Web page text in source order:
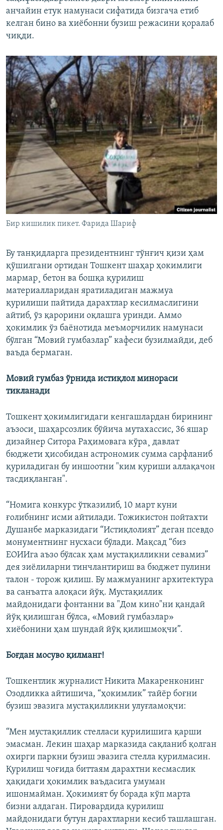
анчайин етук намунаси сифатида бизгача етиб
келган бино ва хиëбонни бузиш режасини қоралаб
чиқди.
Бир кишилик пикет. Фарида Шариф
Бу танқидларга президентнинг тўнғич қизи ҳам
қўшилгани ортидан Тошкент шаҳар ҳокимлиги
мармар¸ бетон ва бошқа қурилиш
материалларидан яратиладиган мажмуа
қурилиши пайтида дарахтлар кесилмаслигини
айтиб, ўз қарорини оқлашга уринди. Аммо
ҳокимлик ўз баëнотида меъморчилик намунаси
бўлган “Мовий гумбазлар” кафеси бузилмайди, деб
ваъда бермаган.
Мовий гумбаз ўрнида истиқлол минораси
тикланади
Тошкент ҳокимлигидаги кенгашлардан бирининг
аъзоси¸ шаҳарсозлик бўйича мутахассис, 36 яшар
дизайнер Ситора Раҳимовага кўра¸ давлат
бюджети ҳисобидан астрономик сумма сарфланиб
қуриладиган бу иншоотни "ким қуриши аллақачон
тасдиқланган".
“Номига конкурс ўтказилиб, 10 март куни
ғолибнинг исми айтилади. Тожикистон пойтахти
Душанбе марказидаги “Истиқлолият” деган псевдо
монументнинг нусхаси бўлади. Мақсад “биз
ЕОИИга аъзо бўлсак ҳам мустақилликни севамиз”
дея зиëлиларни тинчлантириш ва бюджет пулини
талон - торож қилиш. Бу мажмуанинг архитектура
ва санъатга алоқаси йўқ. Мустақиллик
майдонидаги фонтанни ва "Дом кино"ни қандай
йўқ қилишган бўлса, «Мовий гумбазлар»
хиёбонини ҳам шундай йўқ қилишмоқчи”.
Боғдан мосуво қилманг!
Тошкентлик журналист Никита Макаренконинг
Озодликка айтишича, “ҳокимлик” тайëр боғни
бузиш эвазига мустақилликни улуғламоқчи:
“Мен мустақиллик стелласи қурилишига қарши
эмасман. Лекин шаҳар марказида сақланиб қолган
охирги паркни бузиш эвазига стелла қурилмасин.
Қурилиш чоғида биттаям дарахтни кесмаслик
ҳақидаги ҳокимлик ваъдасига умуман
ишонмайман. Ҳокимият бу борада кўп марта
бизни алдаган. Пировардида қурилиш
майдонидаги бутун дарахтларни кесиб ташлашган.